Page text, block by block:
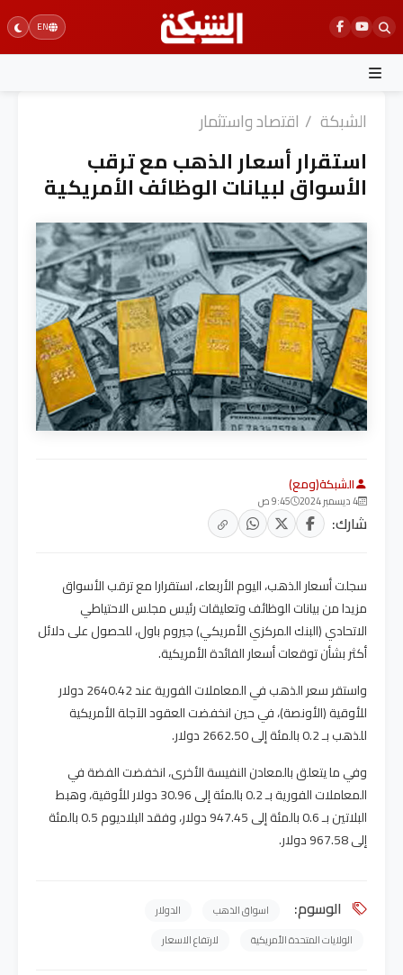
Skip
to
content
EN
الشبكة / اقتصاد واستثمار
استقرار أسعار الذهب مع ترقب
الأسواق لبيانات الوظائف الأمريكية
الشبكة(ومع)
4 ديسمبر 2024 9:45 ص
شارك:
سجلت أسعار الذهب، اليوم الأربعاء، استقرارا مع ترقب الأسواق
مزيدا من بيانات الوظائف وتعليقات رئيس مجلس الاحتياطي
الاتحادي (البنك المركزي الأمريكي) جيروم باول، للحصول على دلائل
أكثر بشأن توقعات أسعار الفائدة الأمريكية.
واستقر سعر الذهب في المعاملات الفورية عند 2640.42 دولار
للأوقية (الأونصة)، في حين انخفضت العقود الآجلة الأمريكية
للذهب بـ 0.2 بالمئة إلى 2662.50 دولار.
وفي ما يتعلق بالمعادن النفيسة الأخرى، انخفضت الفضة في
المعاملات الفورية بـ 0.2 بالمئة إلى 30.96 دولار للأوقية، وهبط
البلاتين بـ 0.6 بالمئة إلى 947.45 دولار، وفقد البلاديوم 0.5 بالمئة
إلى 967.58 دولار.
الوسوم: اسواق الذهب
الدولار
الولايات المتحدة الأمريكية
لارتفاع الاسعار